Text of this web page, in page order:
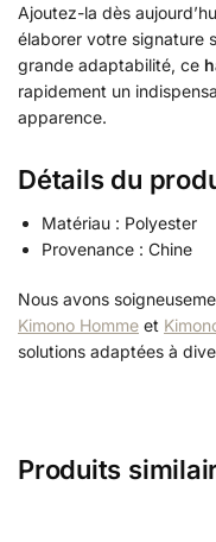
Ajoutez-la dès
élaborer votre signature
grande adaptabilité, ce
rapidement un
apparence.
Détails du
Matériau : Polyester
Provenance : Chine
Nous avons
Kimono Homme et
solutions adaptées à
Produits